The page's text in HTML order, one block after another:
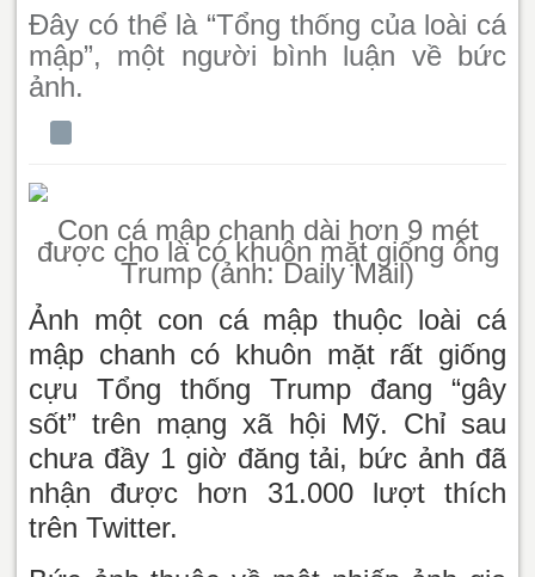
Đây có thể là “Tổng thống của loài cá
mập”, một người bình luận về bức
ảnh.
Con cá mập chanh dài hơn 9 mét
được cho là có khuôn mặt giống ông
Trump (ảnh: Daily Mail)
Ảnh một con cá mập thuộc loài cá
mập chanh có khuôn mặt rất giống
cựu Tổng thống Trump đang “gây
sốt” trên mạng xã hội Mỹ. Chỉ sau
chưa đầy 1 giờ đăng tải, bức ảnh đã
nhận được hơn 31.000 lượt thích
trên Twitter.